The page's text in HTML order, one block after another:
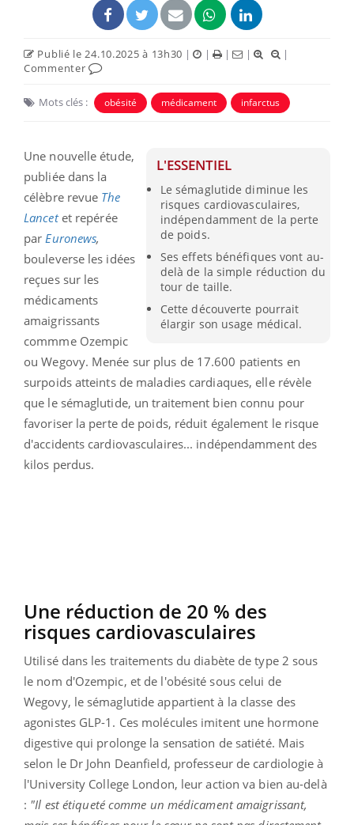
Publié le 24.10.2025 à 13h30 | | | |
|
Commenter
Mots clés : obésité médicament infarctus
L'ESSENTIEL
Le sémaglutide diminue les
risques cardiovasculaires,
indépendamment de la perte
de poids.
Ses effets bénéfiques vont au-
delà de la simple réduction du
tour de taille.
Cette découverte pourrait
élargir son usage médical.
Une nouvelle étude,
publiée dans la
célèbre revue The
Lancetet repérée
par Euronews,
bouleverse les idées
reçues sur les
médicaments
amaigrissants
commme Ozempic
ou Wegovy. Menée sur plus de 17.600 patients en
surpoids atteints de maladies cardiaques, elle révèle
que le sémaglutide, un traitement bien connu pour
favoriser la perte de poids, réduit également le risque
d'accidents cardiovasculaires... indépendamment des
kilos perdus.
Une réduction de 20 % des
risques cardiovasculaires
Utilisé dans les traitements du diabète de type 2 sous
le nom d'Ozempic, et de l'obésité sous celui de
Wegovy, le sémaglutide appartient à la classe des
agonistes GLP-1. Ces molécules imitent une hormone
digestive qui prolonge la sensation de satiété. Mais
selon le Dr John Deanfield, professeur de cardiologie à
l'University College London, leur action va bien au-delà
: "Il est étiqueté comme un médicament amaigrissant,